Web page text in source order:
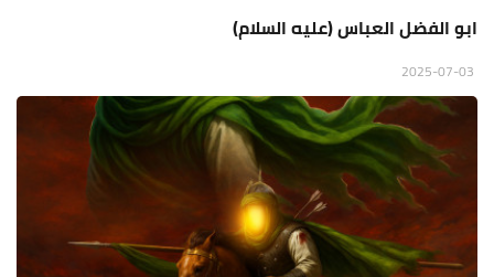
ابو الفضل العباس (عليه السلام)